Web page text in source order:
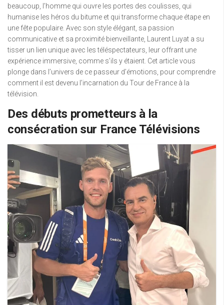
beaucoup, l’homme qui ouvre les portes des coulisses, qui
humanise les héros du bitume et qui transforme chaque étape en
une fête populaire. Avec son style élégant, sa passion
communicative et sa proximité bienveillante, Laurent Luyat a su
tisser un lien unique avec les téléspectateurs, leur offrant une
expérience immersive, comme s’ils y étaient. Cet article vous
plonge dans l’univers de ce passeur d’émotions, pour comprendre
comment il est devenu l’incarnation du Tour de France à la
télévision.
Des débuts prometteurs à la
consécration sur France Télévisions